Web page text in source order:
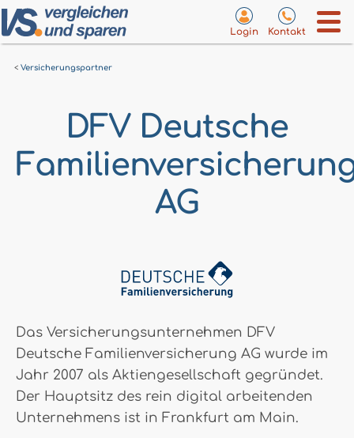
Login Kontakt
Versicherungspartner
DFV Deutsche
AG
Das Versicherungsunternehmen DFV
Deutsche Familienversicherung AG wurde im
Jahr 2007 als Aktiengesellschaft gegründet.
Der Hauptsitz des rein digital arbeitenden
Unternehmens ist in Frankfurt am Main.